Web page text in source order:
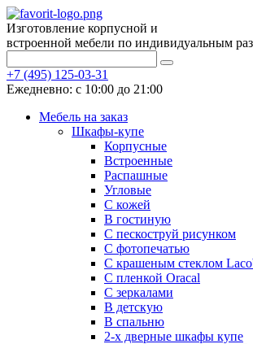
Изготовление корпусной и
встроенной мебели по индивидуальным
+7 (495) 125-03-31
Ежедневно: с 10:00 до 21:00
Мебель на заказ
Шкафы-купе
Корпусные
Встроенные
Распашные
Угловые
С кожей
В гостиную
С пескоструй рисунком
С фотопечатью
С крашеным стеклом
С пленкой Oracal
С зеркалами
В детскую
В спальню
2-х дверные шкафы купе